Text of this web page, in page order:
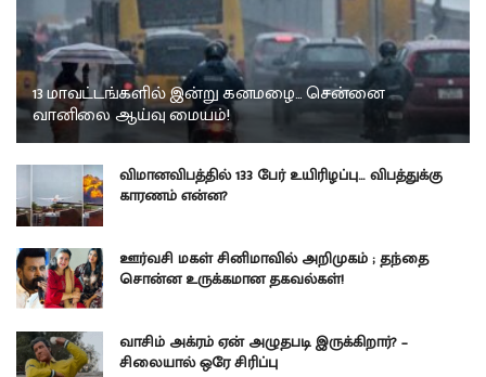
13 மாவட்டங்களில் இன்று கனமழை… சென்னை
வானிலை ஆய்வு மையம்!
விமானவிபத்தில் 133 பேர் உயிரிழப்பு… விபத்துக்கு
காரணம் என்ன?
ஊர்வசி மகள் சினிமாவில் அறிமுகம் ; தந்தை
சொன்ன உருக்கமான தகவல்கள்!
வாசிம் அக்ரம் ஏன் அழுதபடி இருக்கிறார்? –
சிலையால் ஒரே சிரிப்பு